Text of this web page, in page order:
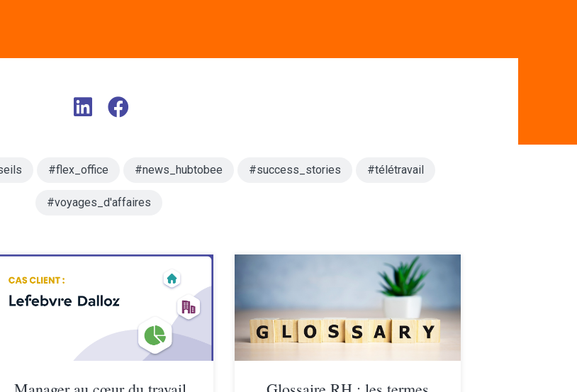
#flex_office #news_hubtobee #success_stories #télétravail
#voyages_d'affaires